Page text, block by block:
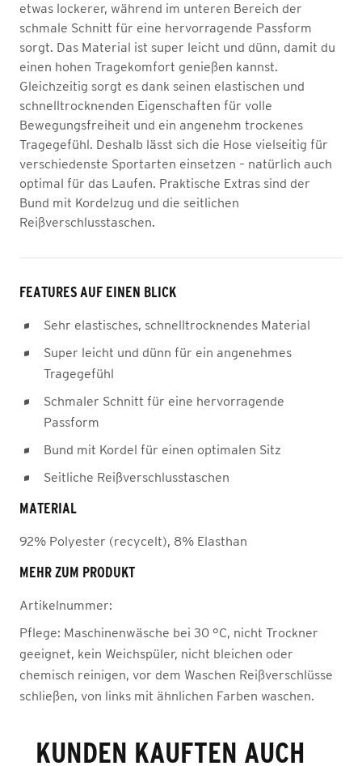
etwas lockerer, während im unteren Bereich der
schmale Schnitt für eine hervorragende Passform
sorgt. Das Material ist super leicht und dünn, damit du
einen hohen Tragekomfort genießen kannst.
Gleichzeitig sorgt es dank seinen elastischen und
schnelltrocknenden Eigenschaften für volle
Bewegungsfreiheit und ein angenehm trockenes
Tragegefühl. Deshalb lässt sich die Hose vielseitig für
verschiedenste Sportarten einsetzen – natürlich auch
optimal für das Laufen. Praktische Extras sind der
Bund mit Kordelzug und die seitlichen
Reißverschlusstaschen.
FEATURES AUF EINEN BLICK
Sehr elastisches, schnelltrocknendes Material
Super leicht und dünn für ein angenehmes
Tragegefühl
Schmaler Schnitt für eine hervorragende
Passform
Bund mit Kordel für einen optimalen Sitz
Seitliche Reißverschlusstaschen
MATERIAL
92% Polyester (recycelt), 8% Elasthan
MEHR ZUM PRODUKT
Artikelnummer:
Pflege: Maschinenwäsche bei 30 °C, nicht Trockner
geeignet, kein Weichspüler, nicht bleichen oder
chemisch reinigen, vor dem Waschen Reißverschlüsse
schließen, von links mit ähnlichen Farben waschen.
KUNDEN KAUFTEN AUCH